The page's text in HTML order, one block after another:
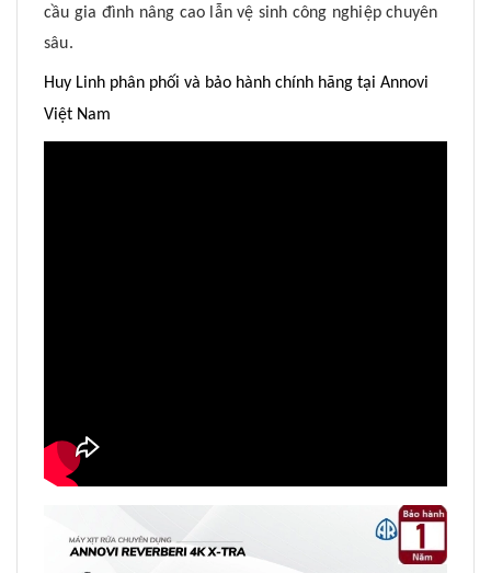
cầu gia đình nâng cao lẫn vệ sinh công nghiệp chuyên
sâu.
Huy Linh phân phối và bảo hành chính hãng tại Annovi
Việt Nam